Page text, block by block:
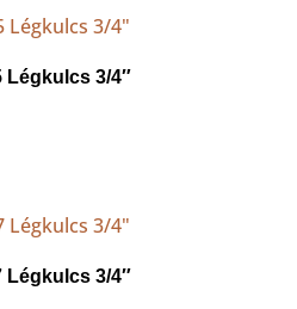
low
to
high
Légkulcs 3/4″
Légkulcs 3/4″